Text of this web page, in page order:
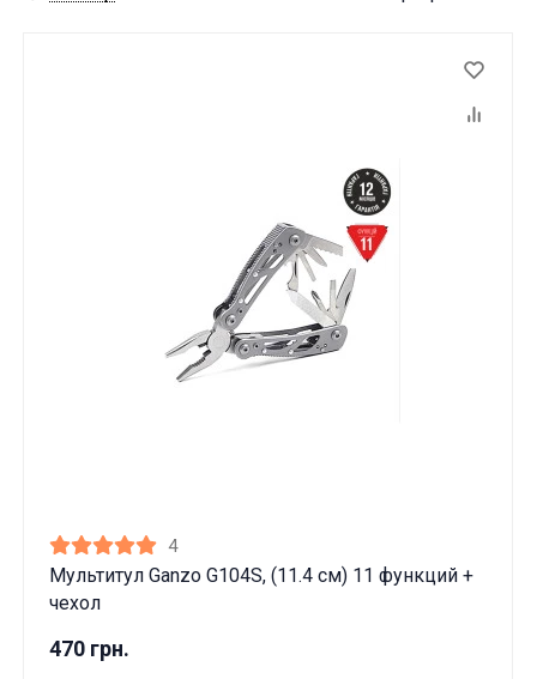
4
Мультитул Ganzo G104S, (11.4 см) 11 функций +
чехол
470 грн.